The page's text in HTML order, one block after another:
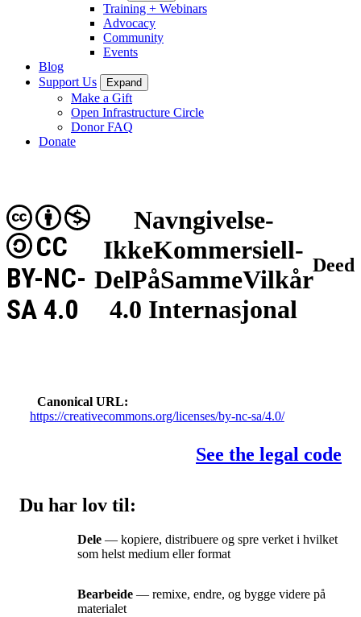
Training + Webinars
Advocacy
Community
Events
Blog
Support Us
Expand
Make a Gift
Open Infrastructure Circle
Donor FAQ
Donate
Navngivelse-
IkkeKommersiell-
DelPåSammeVilkår
4.0 Internasjonal
CC
BY-NC-
SA 4.0
Deed
Canonical URL
https://creativecommons.org/licenses/by-nc-sa/4.0/
See the legal code
Du har lov til:
Dele — kopiere, distribuere og spre verket i hvilket
som helst medium eller format
Bearbeide — remixe, endre, og bygge videre på
materialet